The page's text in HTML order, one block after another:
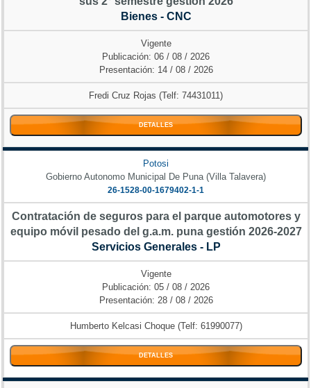
Bienes - CNC
Vigente
Publicación: 06 / 08 / 2026
Presentación: 14 / 08 / 2026
Fredi Cruz Rojas (Telf: 74431011)
DETALLES
Potosi
Gobierno Autonomo Municipal De Puna (Villa Talavera)
26-1528-00-1679402-1-1
Contratación de seguros para el parque automotores y
equipo móvil pesado del g.a.m. puna gestión 2026-2027
Servicios Generales - LP
Vigente
Publicación: 05 / 08 / 2026
Presentación: 28 / 08 / 2026
Humberto Kelcasi Choque (Telf: 61990077)
DETALLES